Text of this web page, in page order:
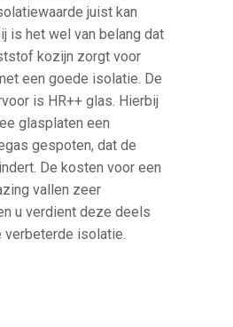
juist kan
is het wel van belang dat
kozijn zorgt voor
een goede isolatie. De
is HR++ glas. Hierbij
glasplaten een
gespoten, dat de
De kosten voor een
vallen zeer
u verdient deze deels
verbeterde isolatie.